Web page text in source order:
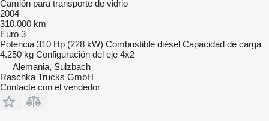
Camión para transporte de vidrio
2004
310.000 km
Euro 3
Potencia 310 Hp (228 kW) Combustible diésel Capacidad de carga
4.250 kg Configuración del eje 4x2
Alemania, Sulzbach
Raschka Trucks GmbH
Contacte con el vendedor